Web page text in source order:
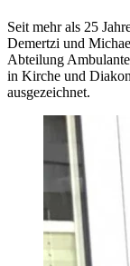
Seit mehr als 25
Demertzi und
Abteilung
in Kirche und
ausgezeichnet.